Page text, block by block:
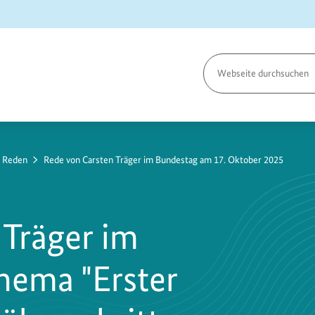
Seite
durchsuchen
Rede von Carsten Träger im Bundestag am 17. Oktober 2025
im
"Erster